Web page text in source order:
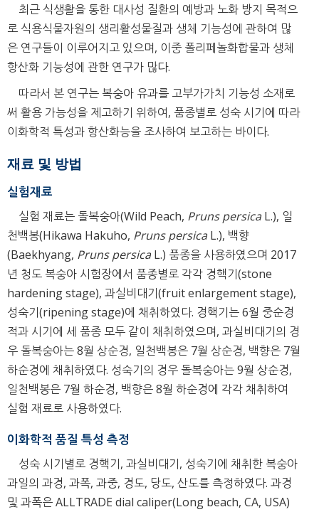
최근 식생활을 통한 대사성 질환의 예방과 노화 방지 목적으
로 식용식물자원의 생리활성물질과 생체 기능성에 관하여 많
은 연구들이 이루어지고 있으며, 이중 폴리페놀화합물과 생체
항산화 기능성에 관한 연구가 많다.
따라서 본 연구는 복숭아 유과를 고부가가치 기능성 소재로
써 활용 가능성을 제고하기 위하여, 품종별로 성숙 시기에 따라
이화학적 특성과 항산화능을 조사하여 보고하는 바이다.
재료 및 방법
실험재료
실험 재료는 돌복숭아(Wild Peach, Pruns persicaL.), 일
천백봉(Hikawa Hakuho, Pruns persicaL.), 백향
(Baekhyang, Pruns persicaL.) 품종을 사용하였으며 2017
년 청도 복숭아 시험장에서 품종별로 각각 경핵기(stone
hardening stage), 과실비대기(fruit enlargement stage),
성숙기(ripening stage)에 채취하였다. 경핵기는 6월 중순경
적과 시기에 세 품종 모두 같이 채취하였으며, 과실비대기의 경
우 돌복숭아는 8월 상순경, 일천백봉은 7월 상순경, 백향은 7월
하순경에 채취하였다. 성숙기의 경우 돌복숭아는 9월 상순경,
일천백봉은 7월 하순경, 백향은 8월 하순경에 각각 채취하여
실험 재료로 사용하였다.
이화학적 품질 특성 측정
성숙 시기별로 경핵기, 과실비대기, 성숙기에 채취한 복숭아
과일의 과경, 과폭, 과중, 경도, 당도, 산도를 측정하였다. 과경
및 과폭은 ALLTRADE dial caliper(Long beach, CA, USA)